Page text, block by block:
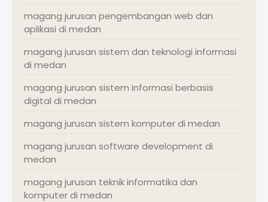
magang jurusan pengembangan web dan
aplikasi di medan
magang jurusan sistem dan teknologi informasi
di medan
magang jurusan sistem informasi berbasis
digital di medan
magang jurusan sistem komputer di medan
magang jurusan software development di
medan
magang jurusan teknik informatika dan
komputer di medan